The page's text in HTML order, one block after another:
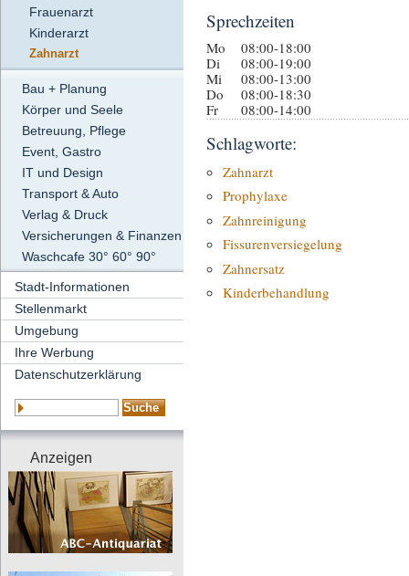
Frauenarzt
Kinderarzt
Zahnarzt
Bau + Planung
Körper und Seele
Betreuung, Pflege
Event, Gastro
IT und Design
Transport & Auto
Verlag & Druck
Versicherungen & Finanzen
Waschcafe 30° 60° 90°
Stadt-Informationen
Stellenmarkt
Umgebung
Ihre Werbung
Datenschutzerklärung
Anzeigen
Sprechzeiten
Mo
08:00-18:00
Di
08:00-19:00
Mi
08:00-13:00
Do
08:00-18:30
Fr
08:00-14:00
Schlagworte:
Zahnarzt
Prophylaxe
Zahnreinigung
Fissurenversiegelung
Zahnersatz
Kinderbehandlung